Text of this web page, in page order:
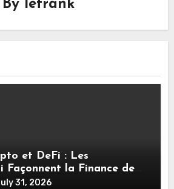
By letrank
et DeFi : Les
Façonnent la Finance de
31, 2026